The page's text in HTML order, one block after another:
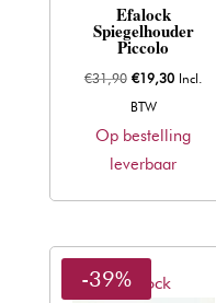
Efalock
Spiegelhouder
Piccolo
€31,90 Oorspronkelijke
prijs
was:
€31,90.
€19,30Huidige
is:
€19,30.
Incl.
BTW
Op bestelling
leverbaar
Efalock
-39%